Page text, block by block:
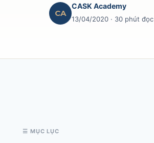
CA
CASK Academy
13/04/2020 · 30 phút đọc
☰ MỤC LỤC